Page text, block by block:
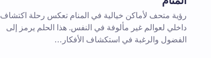
رؤية متحف لأماكن خيالية في المنام تعكس رحلة اكتشاف
داخلي لعوالم غير مألوفة في النفس. هذا الحلم يرمز إلى
الفضول والرغبة في استكشاف الأفكار…